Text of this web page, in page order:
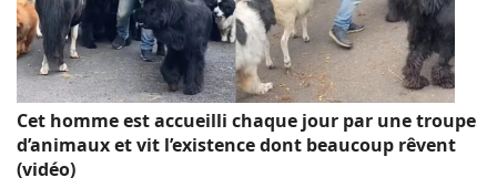
Cet homme est accueilli chaque jour par une troupe
d’animaux et vit l’existence dont beaucoup rêvent
(vidéo)